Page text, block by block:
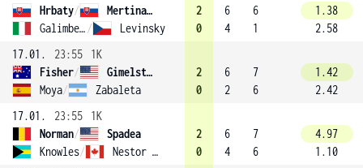
Hrbaty/
Mertinak (15)
Galimberti / Levinsky
2
0
6
4
6
1
1.38
2.58
17.01.
23:55
1K
Fisher/
Gimelstob
Moya/ Zabaleta
2
0
6
2
7
6
1.42
2.42
17.01.
23:55
1K
Norman/
Spadea
Knowles/ Nestor (3)
2
0
6
4
7
6
4.97
1.10